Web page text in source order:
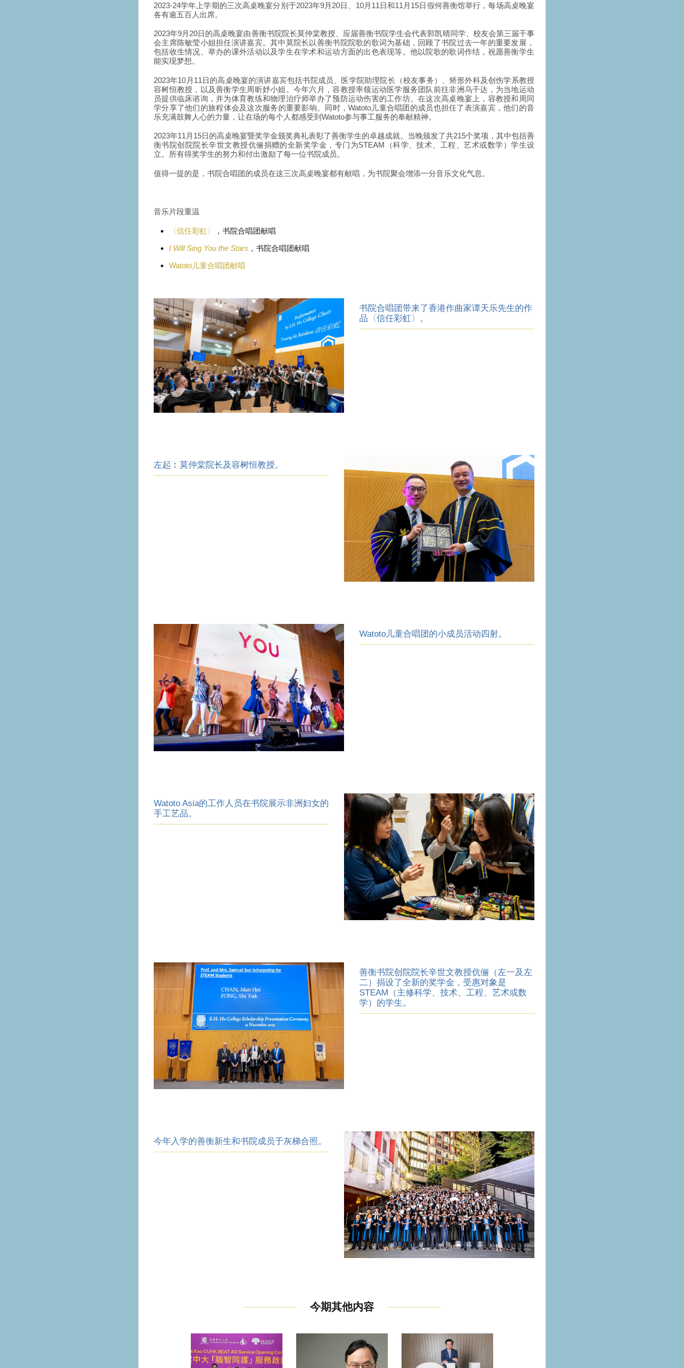
2023-24学年上学期的三次高桌晚宴分别于2023年9月20日、10月11日和11月15日假何善衡馆举行，每场高桌晚宴
各有逾五百人出席。
2023年9月20日的高桌晚宴由善衡书院院长莫仲棠教授、应届善衡书院学生会代表郭凯晴同学、校友会第三届干事
会主席陈敏莹小姐担任演讲嘉宾。其中莫院长以善衡书院院歌的歌词为基础，回顾了书院过去一年的重要发展，
包括收生情况、举办的课外活动以及学生在学术和运动方面的出色表现等。他以院歌的歌词作结，祝愿善衡学生
能实现梦想。
2023年10月11日的高桌晚宴的演讲嘉宾包括书院成员、医学院助理院长（校友事务）、矫形外科及创伤学系教授
容树恒教授，以及善衡学生周昕妤小姐。今年六月，容教授率领运动医学服务团队前往非洲乌干达，为当地运动
员提供临床谘询，并为体育教练和物理治疗师举办了预防运动伤害的工作坊。在这次高桌晚宴上，容教授和周同
学分享了他们的旅程体会及这次服务的重要影响。同时，Watoto儿童合唱团的成员也担任了表演嘉宾，他们的音
乐充满鼓舞人心的力量，让在场的每个人都感受到Watoto参与事工服务的奉献精神。
2023年11月15日的高桌晚宴暨奖学金颁奖典礼表彰了善衡学生的卓越成就。当晚颁发了共215个奖项，其中包括善
衡书院创院院长辛世文教授伉俪捐赠的全新奖学金，专门为STEAM（科学、技术、工程、艺术或数学）学生设
立。所有得奖学生的努力和付出激励了每一位书院成员。
值得一提的是，书院合唱团的成员在这三次高桌晚宴都有献唱，为书院聚会增添一分音乐文化气息。
音乐片段重温
〈信任彩虹〉
，书院合唱团献唱
I Will Sing You the Stars ，书院合唱团献唱
Watoto儿童合唱团献唱
书院合唱团带来了香港作曲家谭天乐先生的作
品〈信任彩虹〉。
左起︰莫仲棠院长及容树恒教授。
Watoto儿童合唱团的小成员活动四射。
Watoto Asia的工作人员在书院展示非洲妇女的
手工艺品。
善衡书院创院院长辛世文教授伉俪（左一及左
二）捐设了全新的奖学金，受惠对象是
STEAM（主修科学、技术、工程、艺术或数
学）的学生。
今年入学的善衡新生和书院成员于灰梯合照。
今期其他内容